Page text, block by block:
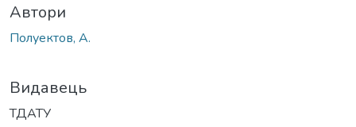
Автори
Полуектов, А.
Видавець
ТДАТУ